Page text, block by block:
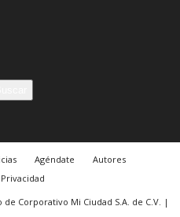
Agéndate
Autores
Corporativo Mi Ciudad S.A. de C.V. |